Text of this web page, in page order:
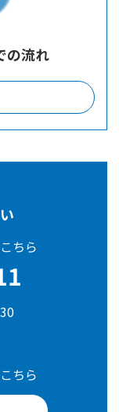
の流れ
ちら
ちら